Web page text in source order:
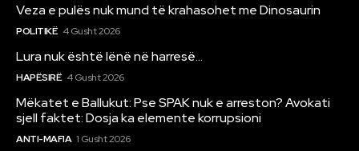
Veza e pulës nuk mund të krahasohet me Dinosaurin
POLITIKË 4 Gusht 2026
Lura nuk është lënë në harresë…
HAPËSIRË 4 Gusht 2026
Mëkatet e Ballukut: Pse SPAK nuk e arreston? Avokati
sjell faktet: Dosja ka elemente korrupsioni
ANTI-MAFIA 1 Gusht 2026